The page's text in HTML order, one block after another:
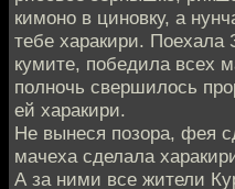
кимоно в циновку, а
тебе харакири. Поехала
кумите, победила всех
полночь свершилось
ей харакири.
Не вынеся позора, фея
мачеха сделала
А за ними все жители